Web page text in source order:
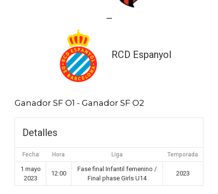
—
RCD Espanyol
Ganador SF O1 - Ganador SF O2
Detalles
Fecha Hora Liga Temporada
1 mayo
2023
12:00
Fase final Infantil femenino /
Final phase Girls U14
2023